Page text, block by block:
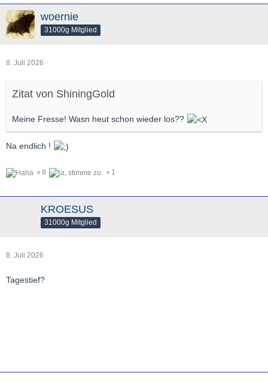
woernie
31000g Mitglied
8. Juli 2026
Zitat von ShiningGold
Meine Fresse! Wasn heut schon wieder los??
Na endlich !
8 1
KROESUS
31000g Mitglied
8. Juli 2026
Tagestief?